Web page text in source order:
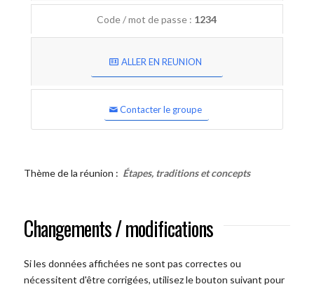
Code / mot de passe : 1234
ALLER EN REUNION
Contacter le groupe
Thème de la réunion : Étapes, traditions et concepts
Changements / modifications
Si les données affichées ne sont pas correctes ou
nécessitent d'être corrigées, utilisez le bouton suivant pour